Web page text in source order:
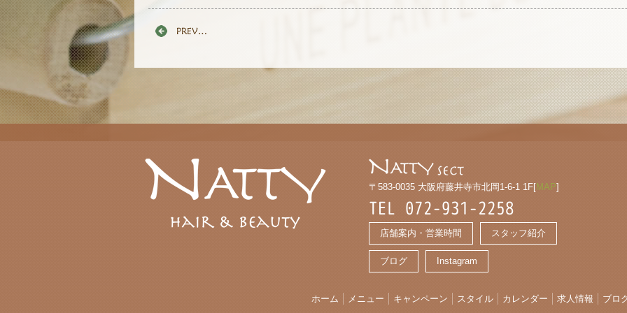
〒583-0035 大阪府藤井寺市北岡1-6-1 1F[MAP]
TEL 072-931-2258
店舗案内・営業時間 スタッフ紹介
ブログ Instagram
ホーム メニュー キャンペーン スタイル カレンダー 求人情報 ブロ